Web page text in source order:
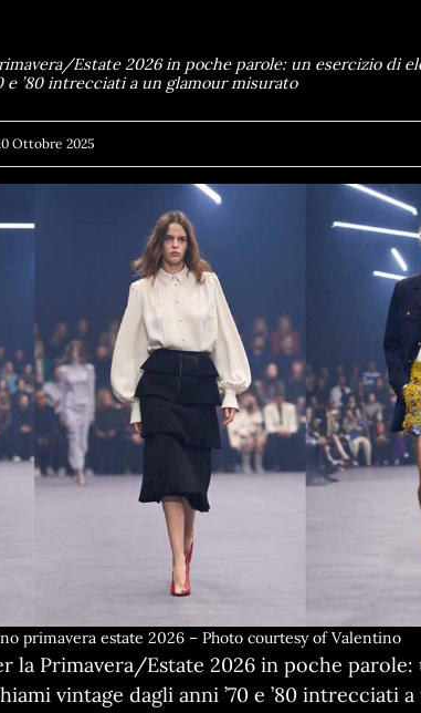
Estate 2026 in poche parole: un esercizio di
e ’80 intrecciati a un glamour misurato
Ottobre 2025
primavera estate 2026 – Photo courtesy of Valentino
la Primavera/Estate 2026 in poche
vintage dagli anni ’70 e ’80 intrecciati